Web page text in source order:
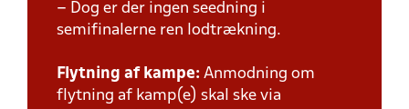
– Dog er der ingen seedning i
semifinalerne ren lodtrækning.
Flytning af kampe: Anmodning om
flytning af kamp(e) skal ske via